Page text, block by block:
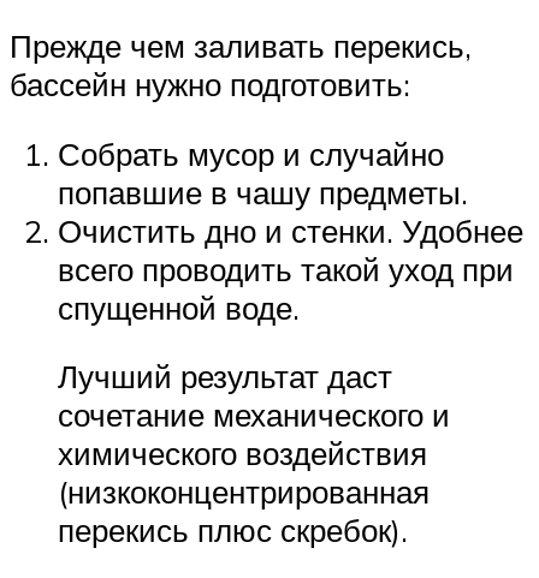
Прежде чем заливать перекись,
бассейн нужно подготовить:
Собрать мусор и случайно
попавшие в чашу предметы.
Очистить дно и стенки. Удобнее
всего проводить такой уход при
спущенной воде.
Лучший результат даст
сочетание механического и
химического воздействия
(низкоконцентрированная
перекись плюс скребок).